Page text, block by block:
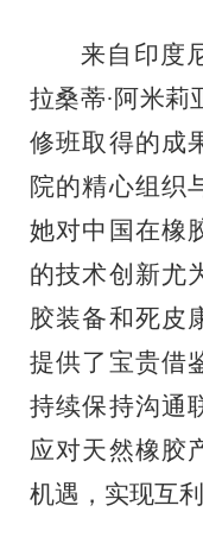
来自 印度
拉桑蒂·阿米莉
修班取得的成
院的精心组织
她对中国在橡
的技术创新尤
胶装备和死皮
提供了 宝贵借
持续保持沟通
应对天然橡胶
机遇，实现互利